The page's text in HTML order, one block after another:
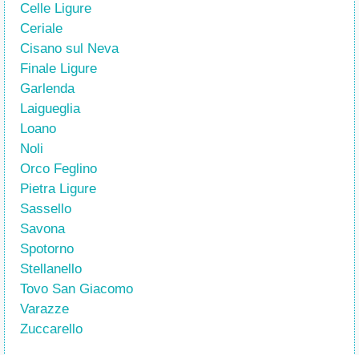
Celle Ligure
Ceriale
Cisano sul Neva
Finale Ligure
Garlenda
Laigueglia
Loano
Noli
Orco Feglino
Pietra Ligure
Sassello
Savona
Spotorno
Stellanello
Tovo San Giacomo
Varazze
Zuccarello